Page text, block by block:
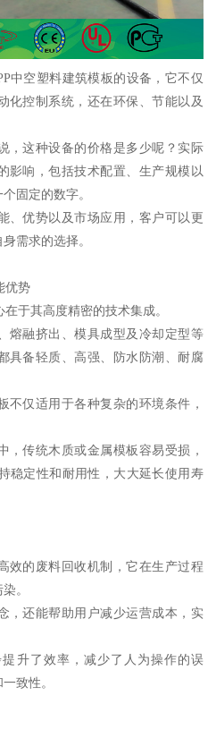
中空塑料建筑模板的设备，它不仅
化控制系统，还在环保、节能以及
，这种设备的价格是多少呢？实际
影响，包括技术配置、生产规模以
固定的数字。
、优势以及市场应用，客户可以更
需求的选择。
优势
于其高度精密的技术集成。
熔融挤出、模具成型及冷却定型等
具备轻质、高强、防水防潮、耐腐
不仅适用于各种复杂的环境条件，
，传统木质或金属模板容易受损，
稳定性和耐用性，大大延长使用寿
效的废料回收机制，它在生产过程
。
，还能帮助用户减少运营成本，实
升了效率，减少了人为操作的误
致性。